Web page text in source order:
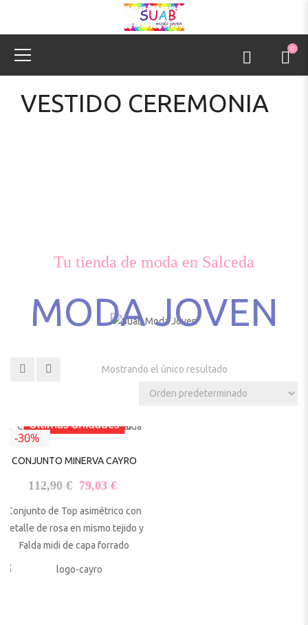
0
VESTIDO CEREMONIA
Tu tienda de moda en Salceda
MODA JOVEN
Mostrando el único resultado
Últimas unidades
-30%
CONJUNTO MINERVA CAYRO
112,90€ El precio original era: 112,90 €.
79,03 €
Conjunto de Top asimétrico con
detalle de rosa en mismo tejido y
Falda midi de capa forrado